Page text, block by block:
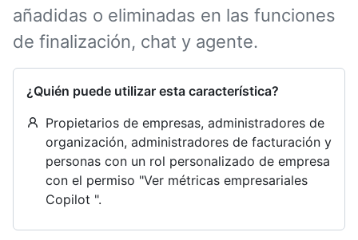
añadidas o eliminadas en las funciones
de finalización, chat y agente.
¿Quién puede utilizar esta característica?
Propietarios de empresas, administradores de
organización, administradores de facturación y
personas con un rol personalizado de empresa
con el permiso "Ver métricas empresariales
Copilot ".